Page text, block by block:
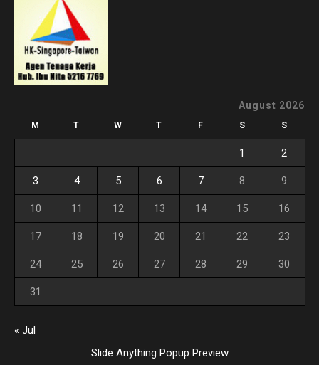
August 2026
M T W T F S S
1 2
3 4 5 6 7 8 9
10 11 12 13 14 15 16
17 18 19 20 21 22 23
24 25 26 27 28 29 30
31
« Jul
Slide Anything Popup Preview